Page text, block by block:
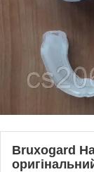
Bruxogard